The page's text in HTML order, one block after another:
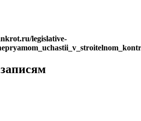
legislative-